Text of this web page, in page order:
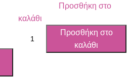
Προσθήκη στο
καλάθι
Προσθήκη στο
καλάθι